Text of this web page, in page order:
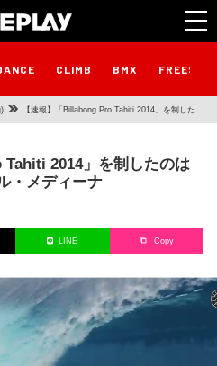
CLIMB BMX
【速報】「Billabong Pro Tahiti 2014」を制したの
Tahiti 2014」を制したのは
・メディーナ
LINE Copy